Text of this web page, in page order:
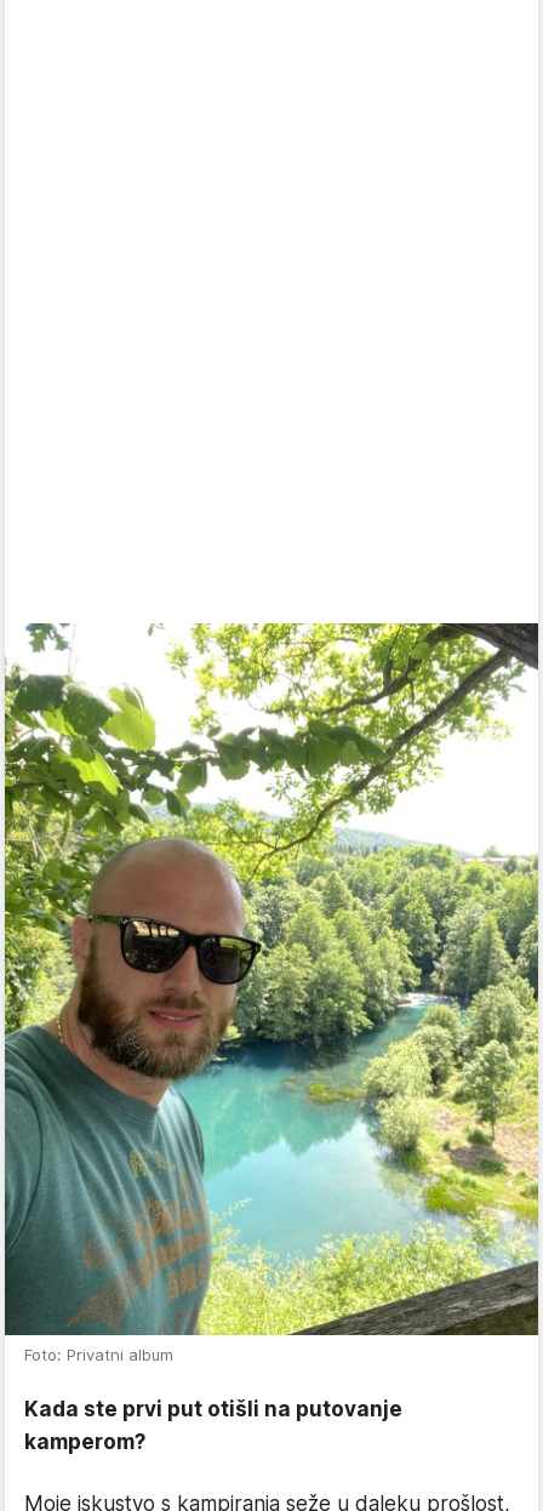
Foto: Privatni album
Kada ste prvi put otišli na putovanje
kamperom?
Moje iskustvo s kampiranja seže u daleku prošlost,